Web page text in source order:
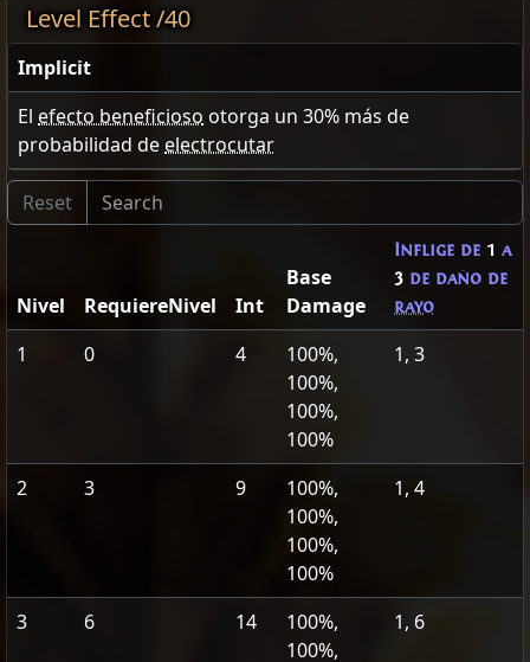
Level Effect /40
Implicit
El efecto beneficioso otorga un 30% más de
probabilidad de electrocutar
Nivel RequiereNivel Int
Base
Damage
Inflige de 1 a
3 de daño de
rayo
1 0 4
100%,
100%,
100%,
100%
1, 3
2 3 9
100%,
100%,
100%,
100%
1, 4
3 6 14
100%,
100%,
1, 6